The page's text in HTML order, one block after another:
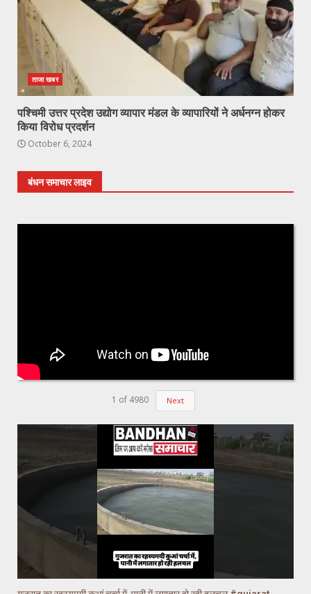
ताजा खबर
पश्चिमी उत्तर प्रदेश उद्योग व्यापार मंडल के व्यापारियों ने अर्धनग्न होकर
किया विरोध प्रदर्शन
October 6, 2024
बंधन समाचार लाइव
1 of 4980 Next